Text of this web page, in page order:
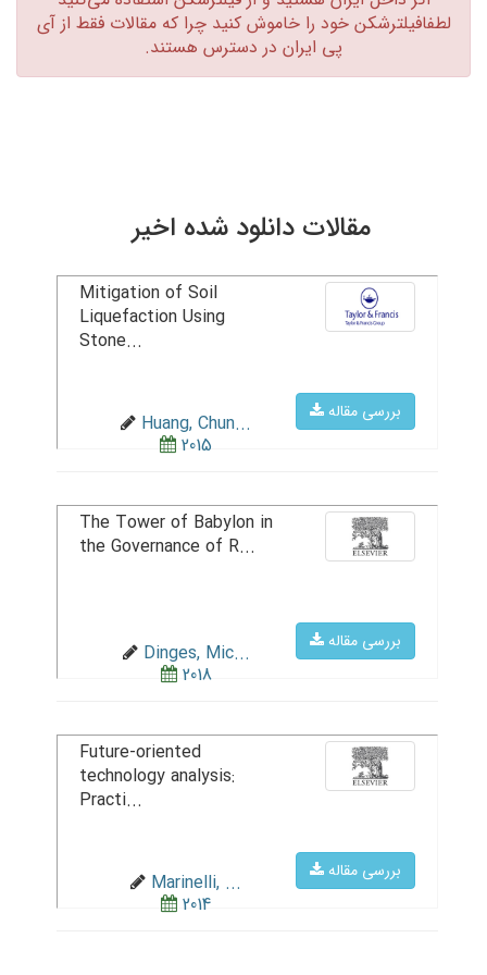
لطفافیلترشکن خود را خاموش کنید چرا که مقالات فقط از آی
پی ایران در دسترس هستند.‏
مقالات دانلود شده اخیر
بررسی مقاله
Mitigation of Soil
Liquefaction Using
Stone...
Huang, Chun...
2015
بررسی مقاله
The Tower of Babylon in
the Governance of R...
Dinges, Mic...
2018
بررسی مقاله
Future-oriented
technology analysis:
Practi...
Marinelli, ...
2014